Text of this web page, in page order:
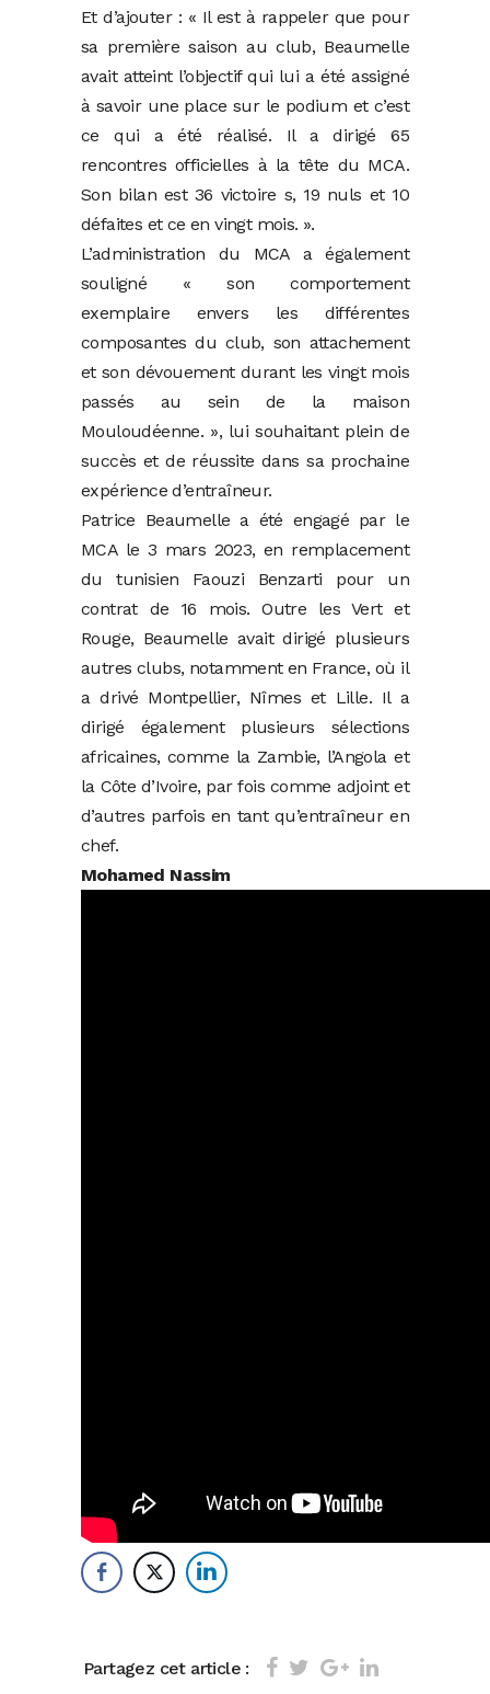
Et d’ajouter : « Il est à rappeler que pour
sa première saison au club, Beaumelle
avait atteint l’objectif qui lui a été assigné
à savoir une place sur le podium et c’est
ce qui a été réalisé. Il a dirigé 65
rencontres officielles à la tête du MCA.
Son bilan est 36 victoire s, 19 nuls et 10
défaites et ce en vingt mois. ».
L’administration du MCA a également
souligné « son comportement
exemplaire envers les différentes
composantes du club, son attachement
et son dévouement durant les vingt mois
passés au sein de la maison
Mouloudéenne. », lui souhaitant plein de
succès et de réussite dans sa prochaine
expérience d’entraîneur.
Patrice Beaumelle a été engagé par le
MCA le 3 mars 2023, en remplacement
du tunisien Faouzi Benzarti pour un
contrat de 16 mois. Outre les Vert et
Rouge, Beaumelle avait dirigé plusieurs
autres clubs, notamment en France, où il
a drivé Montpellier, Nîmes et Lille. Il a
dirigé également plusieurs sélections
africaines, comme la Zambie, l’Angola et
la Côte d’Ivoire, par fois comme adjoint et
d’autres parfois en tant qu’entraîneur en
chef.
Mohamed Nassim
Partagez cet article :